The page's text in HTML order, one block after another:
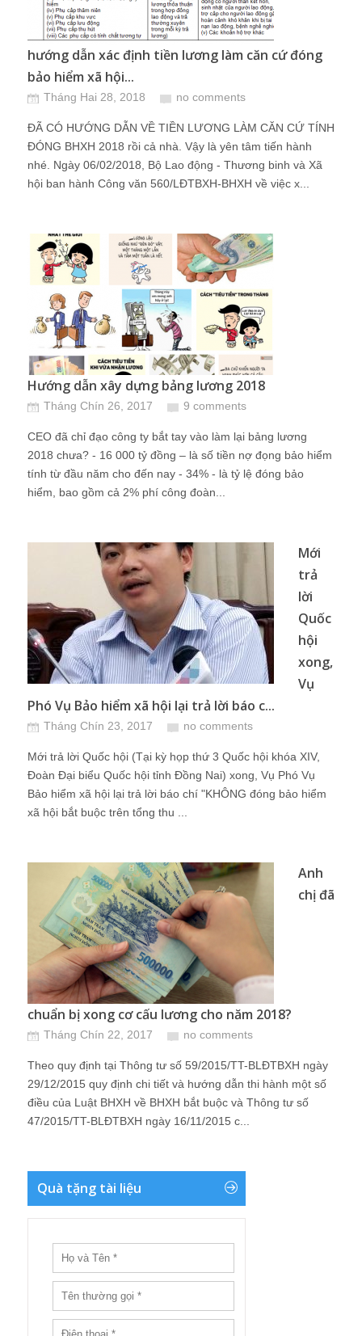
hướng dẫn xác định tiền lương làm căn cứ đóng
bảo hiểm xã hội...
Tháng Hai 28, 2018 no comments
ĐÃ CÓ HƯỚNG DẪN VỀ TIỀN LƯƠNG LÀM CĂN CỨ TÍNH
ĐÓNG BHXH 2018 rồi cả nhà. Vậy là yên tâm tiến hành
nhé. Ngày 06/02/2018, Bộ Lao động - Thương binh và Xã
hội ban hành Công văn 560/LĐTBXH-BHXH về việc x...
Hướng dẫn xây dựng bảng lương 2018
Tháng Chín 26, 2017 9 comments
CEO đã chỉ đạo công ty bắt tay vào làm lại bảng lương
2018 chưa? - 16 000 tỷ đồng – là số tiền nợ đọng bảo hiểm
tính từ đầu năm cho đến nay - 34% - là tỷ lệ đóng bảo
hiểm, bao gồm cả 2% phí công đoàn...
Mới
trả
lời
Quốc
hội
xong,
Vụ
Phó Vụ Bảo hiểm xã hội lại trả lời báo c...
Tháng Chín 23, 2017 no comments
Mới trả lời Quốc hội (Tại kỳ họp thứ 3 Quốc hội khóa XIV,
Đoàn Đại biểu Quốc hội tỉnh Đồng Nai) xong, Vụ Phó Vụ
Bảo hiểm xã hội lại trả lời báo chí "KHÔNG đóng bảo hiểm
xã hội bắt buộc trên tổng thu ...
Anh
chị đã
chuẩn bị xong cơ cấu lương cho năm 2018?
Tháng Chín 22, 2017 no comments
Theo quy định tại Thông tư số 59/2015/TT-BLĐTBXH ngày
29/12/2015 quy định chi tiết và hướng dẫn thi hành một số
điều của Luật BHXH về BHXH bắt buộc và Thông tư số
47/2015/TT-BLĐTBXH ngày 16/11/2015 c...
Quà tặng tài liệu